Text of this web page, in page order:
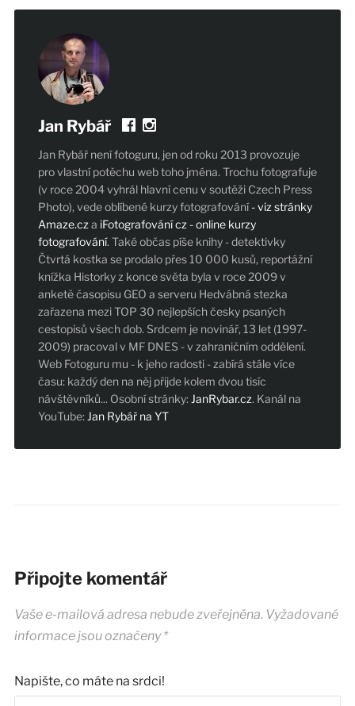
Jan Rybář
Jan Rybář není fotoguru, jen od roku 2013 provozuje
pro vlastní potěchu web toho jména. Trochu fotografuje
(v roce 2004 vyhrál hlavní cenu v soutěži Czech Press
Photo), vede oblíbené kurzy fotografování- viz stránky
Amaze.cz a iFotografování cz - online kurzy
fotografování. Také občas píše knihy - detektivky
Čtvrtá kostka se prodalo přes 10 000 kusů, reportážní
knížka Historky z konce světa byla v roce 2009 v
anketě časopisu GEO a serveru Hedvábná stezka
zařazena mezi TOP 30 nejlepších česky psaných
cestopisů všech dob. Srdcem je novinář, 13 let (1997-
2009) pracoval v MF DNES - v zahraničním oddělení.
Web Fotoguru mu - k jeho radosti - zabírá stále více
času: každý den na něj přijde kolem dvou tisíc
návštěvníků... Osobní stránky: JanRybar.cz. Kanál na
YouTube: Jan Rybář na YT
Připojte komentář
Vaše e-mailová adresa nebude zveřejněna. Vyžadované
informace jsou označeny*
Napište, co máte na srdci!